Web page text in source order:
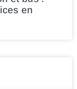
en